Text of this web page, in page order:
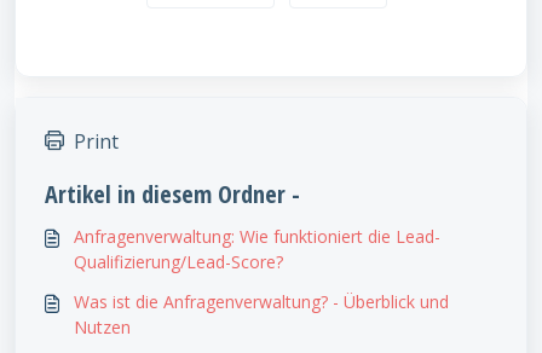
Print
Artikel in diesem Ordner -
Anfragenverwaltung: Wie funktioniert die Lead-
Qualifizierung/Lead-Score?
Was ist die Anfragenverwaltung? - Überblick und
Nutzen